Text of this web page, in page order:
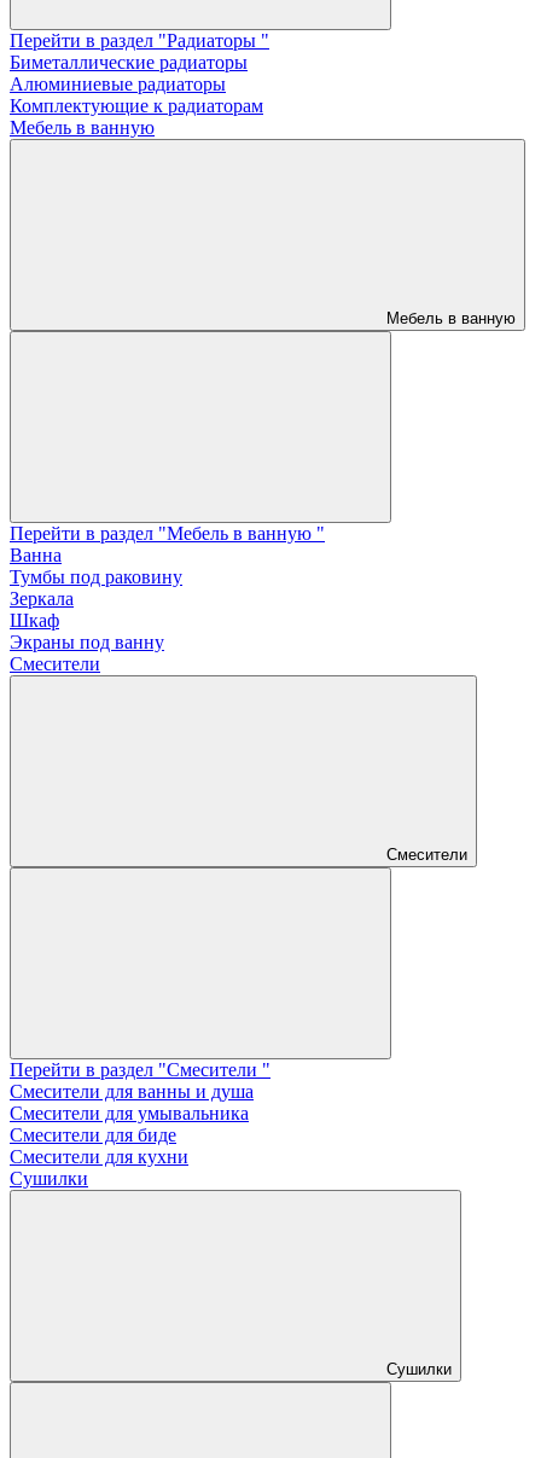
Перейти в раздел "Радиаторы "
Биметаллические радиаторы
Алюминиевые радиаторы
Комплектующие к радиаторам
Мебель в ванную
Мебель в ванную
Перейти в раздел "Мебель в ванную "
Ванна
Тумбы под раковину
Зеркала
Шкаф
Экраны под ванну
Смесители
Смесители
Перейти в раздел "Смесители "
Смесители для ванны и душа
Смесители для умывальника
Смесители для биде
Смесители для кухни
Сушилки
Сушилки